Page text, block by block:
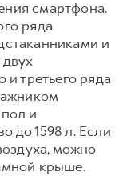
смартфона.
ряда
и
и третьего ряда
и
до 1598 л. Если
можно
крыше.